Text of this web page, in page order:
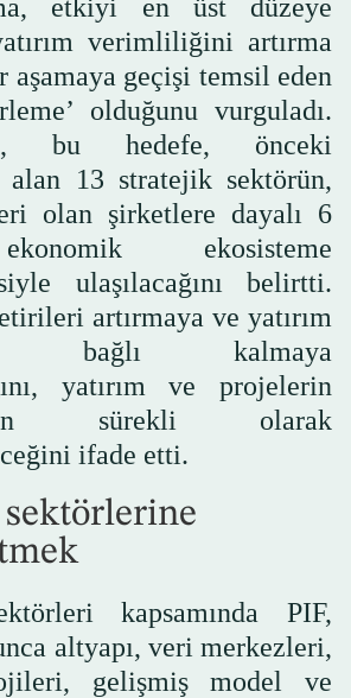
etkiyi en üst düzeye
verimliliğini artırma
aşamaya geçişi temsil eden
olduğunu vurguladı.
bu hedefe, önceki
13 stratejik sektörün,
olan şirketlere dayalı 6
ekosisteme
ulaşılacağını belirtti.
artırmaya ve yatırım
bağlı kalmaya
yatırım ve projelerin
sürekli olarak
ifade etti.
sektörlerine
kapsamında PIF,
altyapı, veri merkezleri,
gelişmiş model ve